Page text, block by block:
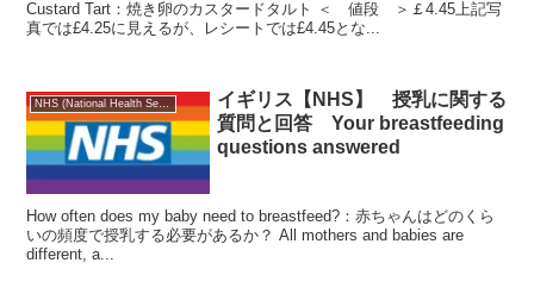
Custard Tart：焼き卵のカスタードタルト ＜ 値段 ＞￡4.45上記写
真では£4.25に見えるが、レシートでは£4.45とな...
NHS (National Health Service)
イギリス【NHS】 授乳に関する
質問と回答 Your breastfeeding
questions answered
How often does my baby need to breastfeed?：赤ちゃんはどのくら
いの頻度で授乳する必要があるか？ All mothers and babies are
different, a...